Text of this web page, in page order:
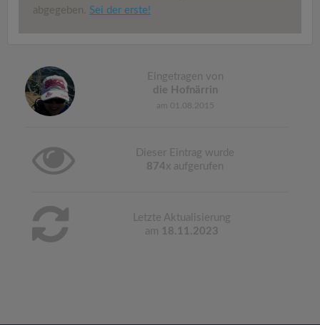
abgegeben. Sei der erste!
Eingetragen von
die Hofnärrin
am 01.08.2015
Dieser Eintrag wurde
874x aufgerufen
Letzte Aktualisierung
am 18.11.2023